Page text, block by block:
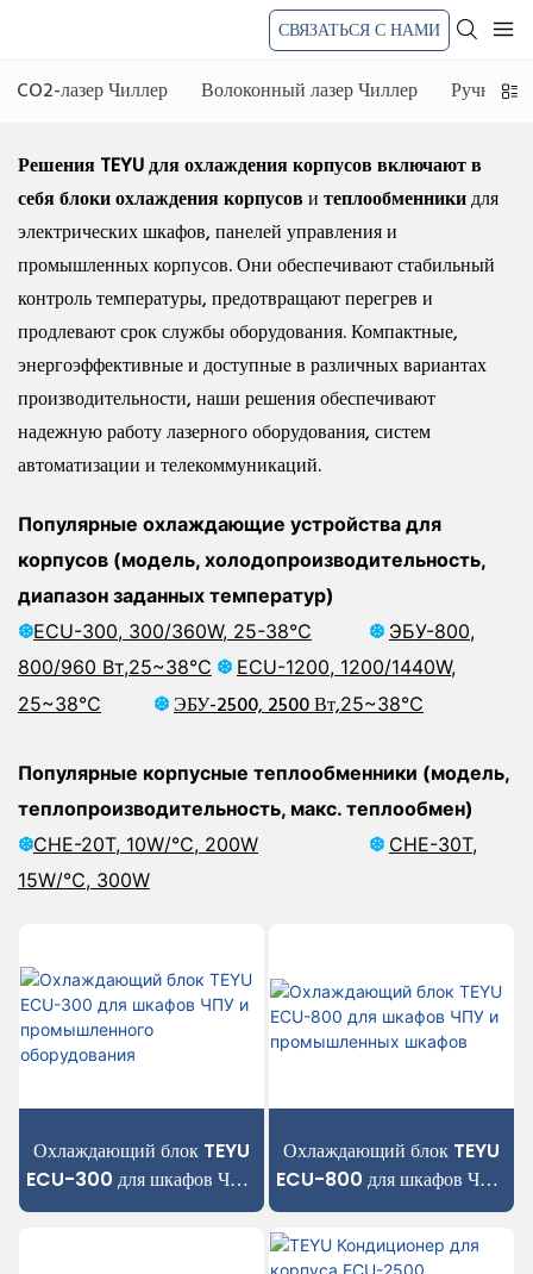
СВЯЗАТЬСЯ С НАМИ
CO2-лазер Чиллер Волоконный лазер Чиллер Ручная
Решения TEYU для охлаждениякорпусов включают в
себя блоки охлаждения корпусовитеплообменникидля
электрических шкафов, панелей управления и
промышленных корпусов. Они обеспечивают стабильный
контроль температуры, предотвращают перегрев и
продлевают срок службы оборудования. Компактные,
энергоэффективные и доступные в различных вариантах
производительности, наши решения обеспечивают
надежную работу лазерного оборудования, систем
автоматизации и телекоммуникаций.
Популярные охлаждающие устройства для
корпусов (модель, холодопроизводительность,
диапазон заданных температур)
❆ECU-300, 300/360W, 25-38℃ ❆ ЭБУ-800,
800/960 Вт,25~38℃ ❆ ECU-1200, 1200/1440W,
25~38℃
❆ЭБУ-2500, 2500 Вт,25~38℃
Популярные корпусные теплообменники (модель,
теплопроизводительность, макс. теплообмен)
❆CHE-20T, 10W/℃, 200W ❆ CHE-30T,
15W/℃, 300W
Охлаждающий блок TEYU
ECU-300 для шкафов ЧПУ
и промышленного
Охлаждающий блок TEYU
ECU-800 для шкафов ЧПУ
и промышленных шкафов